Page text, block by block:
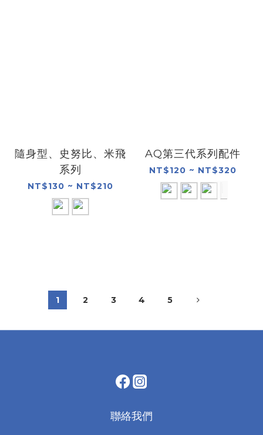
隨身型、史努比、米飛
系列
NT$130 ~ NT$210
AQ第三代系列配件
NT$120 ~ NT$320
1 2 3 4 5
聯絡我們